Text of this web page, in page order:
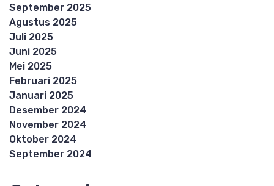
September 2025
Agustus 2025
Juli 2025
Juni 2025
Mei 2025
Februari 2025
Januari 2025
Desember 2024
November 2024
Oktober 2024
September 2024